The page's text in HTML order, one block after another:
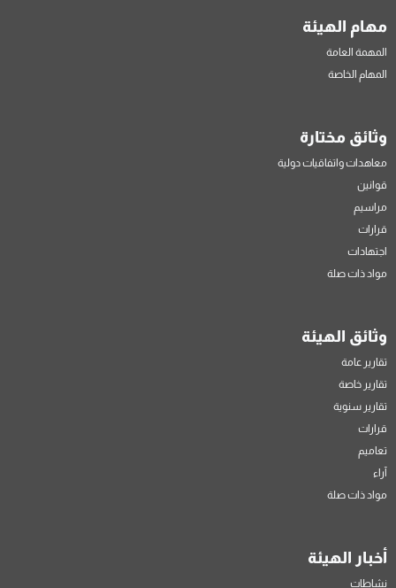
مهام الهيئة
المهمة العامة
المهام الخاصة
وثائق مختارة
معاهدات واتفاقيات دولية
قوانين
مراسيم
قرارات
اجتهادات
مواد ذات صلة
وثائق الهيئة
تقارير عامة
تقارير خاصة
تقارير سنوية
قرارات
تعاميم
آراء
مواد ذات صلة
أخبار الهيئة
نشاطات